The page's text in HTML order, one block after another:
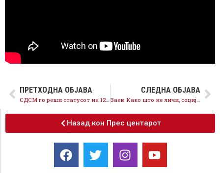
ПРЕТХОДНА ОБЈАВА
СДСМ го реши статусот на 12.000 стечајци, на 12 април граѓаните ќе ги поддржат исправните политики на СДСМ
СЛЕДНА ОБЈАВА
Заев: Како што не личи, социјалдемократски, да бидеме солидарни, да помагаме, да градиме фер и еднакво општество за сите
Назад кон Прес центарот